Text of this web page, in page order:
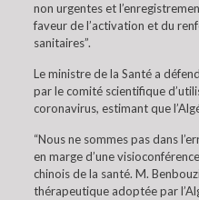
non urgentes et
faveur de l’activation et du
sanitaires”.
Le ministre de la Santé a
par le comité scientifique
coronavirus, estimant que
“Nous ne sommes pas dans
en marge d’une
chinois de la santé. M.
thérapeutique adoptée par